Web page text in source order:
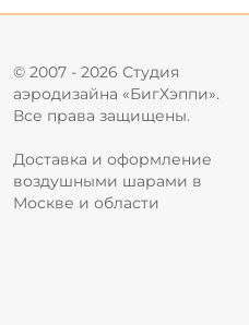
© 2007 - 2026 Студия
аэродизайна «БигХэппи».
Все права защищены.
Доставка и оформление
воздушными шарами в
Москве и области